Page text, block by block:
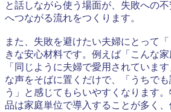
と話しながら使う場面が、失敗への
へつながる流れをつくります。
また、失敗を避けたい夫婦にとって
きな安心材料です。例えば「こんな家
「同じように夫婦で愛用されていま
な声をそばに置くだけで、「うちで
う」と感じてもらいやすくなります
品は家庭単位で導入することが多く